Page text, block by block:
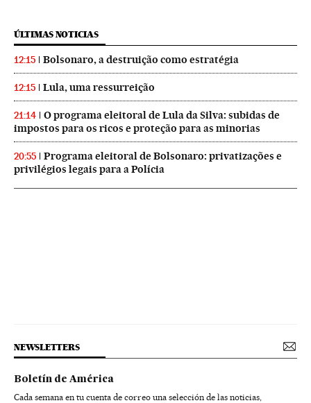
ÚLTIMAS NOTICIAS
12:15 Bolsonaro, a destruição como estratégia
12:15 Lula, uma ressurreição
21:14
O programa eleitoral de Lula da Silva: subidas de
impostos para os ricos e proteção para as minorias
20:55
Programa eleitoral de Bolsonaro: privatizações e
privilégios legais para a Polícia
NEWSLETTERS
Boletín de América
Cada semana en tu cuenta de correo una selección de las noticias,